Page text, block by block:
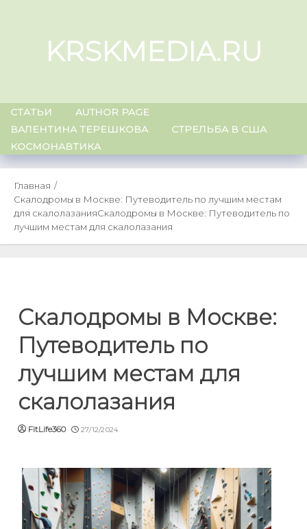
KRSKMEDIA.RU
СТАТЬИ
AUTHOR PAGE
ВАЛЕНТИНА ТЕРЕШКОВА
СТРЕЛЬБА В США
КОСМОНАВТИКА
Главная
Скалодромы в Москве: Путеводитель по лучшим местам
для скалолазанияСкалодромы в Москве: Путеводитель по
лучшим местам для скалолазания
Скалодромы в Москве:
Путеводитель по
лучшим местам для
скалолазания
FitLife360 27/12/2024